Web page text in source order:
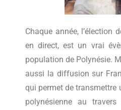
Chaque année, l’élection
en direct, est un vrai
population de Polynésie.
aussi la diffusion sur
qui permet de transmettre
polynésienne au